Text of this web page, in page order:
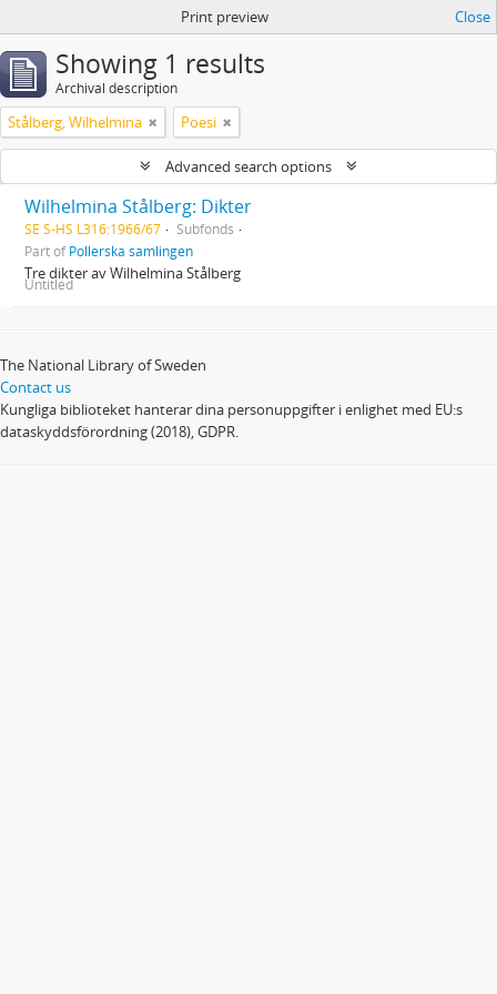
Print preview Close
Showing 1 results
Archival description
Stålberg, Wilhelmina Poesi
Advanced search options
Wilhelmina Stålberg: Dikter
SE S-HS L316:1966/67
Subfonds
Part ofPollerska samlingen
Tre dikter av Wilhelmina Stålberg
Untitled
The National Library of Sweden
Contact us
Kungliga biblioteket hanterar dina personuppgifter i enlighet med EU:s
dataskyddsförordning (2018), GDPR.